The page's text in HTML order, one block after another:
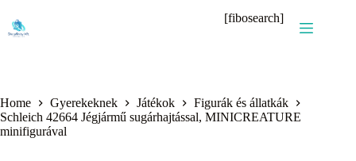
content
[fibosearch]
Home Gyerekeknek Játékok
Figurák és állatkák
Schleich 42664 Jégjármű sugárhajtással, MINICREATURE
minifigurával